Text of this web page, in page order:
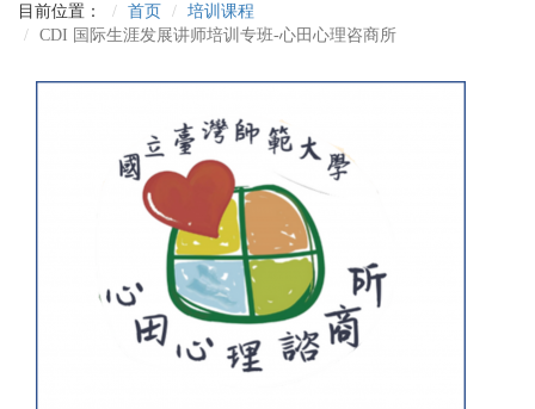
目前位置： 首页
培训课程
CDI 国际生涯发展讲师培训专班-心田心理咨商所